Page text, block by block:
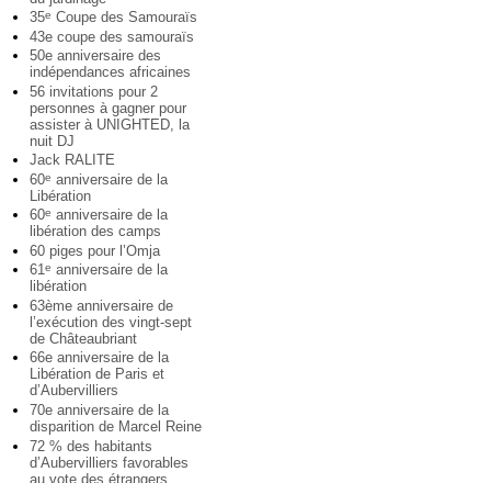
35e Coupe des Samouraïs
43e coupe des samouraïs
50e anniversaire des
indépendances africaines
56 invitations pour 2
personnes à gagner pour
assister à UNIGHTED, la
nuit DJ
Jack RALITE
60e anniversaire de la
Libération
60e anniversaire de la
libération des camps
60 piges pour l’Omja
61e anniversaire de la
libération
63ème anniversaire de
l’exécution des vingt-sept
de Châteaubriant
66e anniversaire de la
Libération de Paris et
d’Aubervilliers
70e anniversaire de la
disparition de Marcel Reine
72 % des habitants
d’Aubervilliers favorables
au vote des étrangers